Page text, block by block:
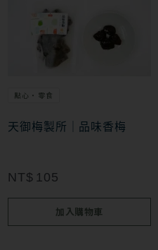
點心・零食
天御梅製所｜品味香梅
NT$ 105
加入購物車